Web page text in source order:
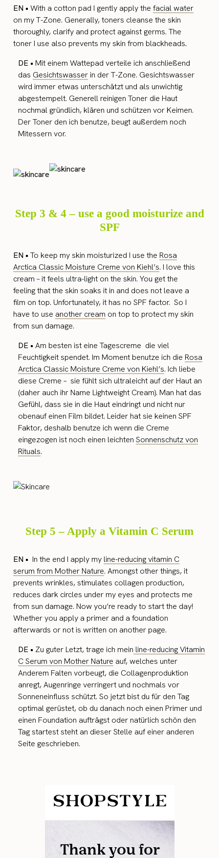
EN •With a cotton pad I gently apply thefacial water
on my T-Zone. Generally, toners cleanse the skin
thoroughly, clarify and protect against germs. The
toner I use also prevents my skin from blackheads.
DE •Mit einem Wattepad verteile ich anschließend
das Gesichtswasserin der T-Zone. Gesichtswasser
wird immer etwas unterschätzt und als unwichtig
abgestempelt. Generell reinigen Toner die Haut
nochmal gründlich, klären und schützen vor Keimen.
Der Toner den ich benutze, beugt außerdem noch
Mitessern vor.
Step 3 & 4 – use a good moisturize and
SPF
EN •To keep my skin moisturized I use theRosa
Arctica Classic Moisture Cremevon Kiehl’s. I love this
cream – it feels ultra-light on the skin. You get the
feeling that the skin soaks it in and does not leave a
film on top. Unfortunately, it has no SPF factor. So I
have to use another cream on top to protect my skin
from sun damage.
DE •Am besten ist eine Tagescreme die viel
Feuchtigkeit spendet. Im Moment benutze ich die Rosa
Arctica Classic Moisture Cremevon Kiehl’s. Ich liebe
diese Creme – sie fühlt sich ultraleicht auf der Haut an
(daher auch ihr Name Lightweight Cream). Man hat das
Gefühl, dass sie in die Haut eindringt und nicht nur
obenauf einen Film bildet. Leider hat sie keinen SPF
Faktor, deshalb benutze ich wenn die Creme
eingezogen ist noch einen leichtenSonnenschutz von
Rituals.
Step 5 – Apply a Vitamin C Serum
EN • In the end I apply myline-reducing vitamin C
serum from Mother Nature. Amongst other things, it
prevents wrinkles, stimulates collagen production,
reduces dark circles under my eyes and protects me
from sun damage. Now you’re ready to start the day!
Whether you apply a primer and a foundation
afterwards or not is written on another page.
DE • Zu guter Letzt, trage ich mein line-reducing Vitamin
C Serum von Mother Nature auf, welches unter
Anderem Falten vorbeugt, die Collagenproduktion
anregt, Augenringe verringert und nochmals vor
Sonneneinfluss schützt. So jetzt bist du für den Tag
optimal gerüstet, ob du danach noch einen Primer und
einen Foundation aufträgst oder natürlich schön den
Tag startest steht an dieser Stelle auf einer anderen
Seite geschrieben.